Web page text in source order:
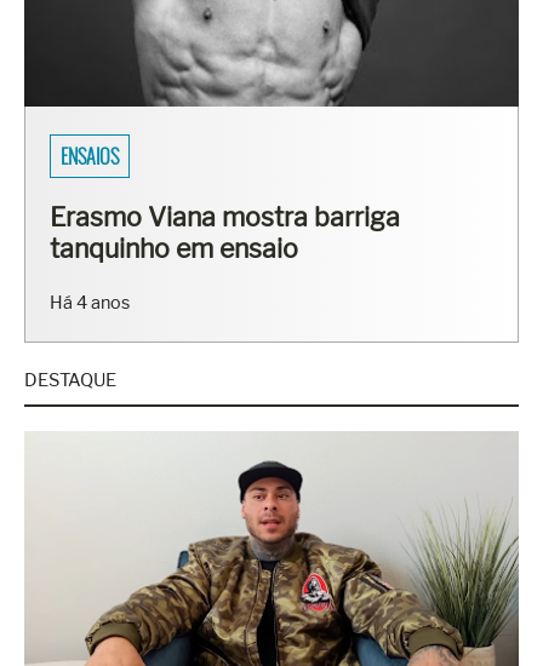
ENSAIOS
Erasmo Viana mostra barriga
tanquinho em ensaio
Há 4 anos
DESTAQUE